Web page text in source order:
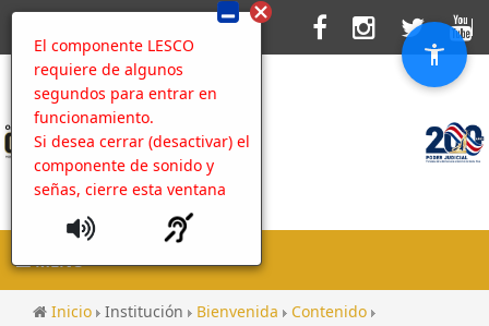
El componente LESCO
requiere de algunos
segundos para entrar en
funcionamiento.
Si desea cerrar (desactivar) el
componente de sonido y
señas, cierre esta ventana
MENU
Inicio Institución Bienvenida
Contenido